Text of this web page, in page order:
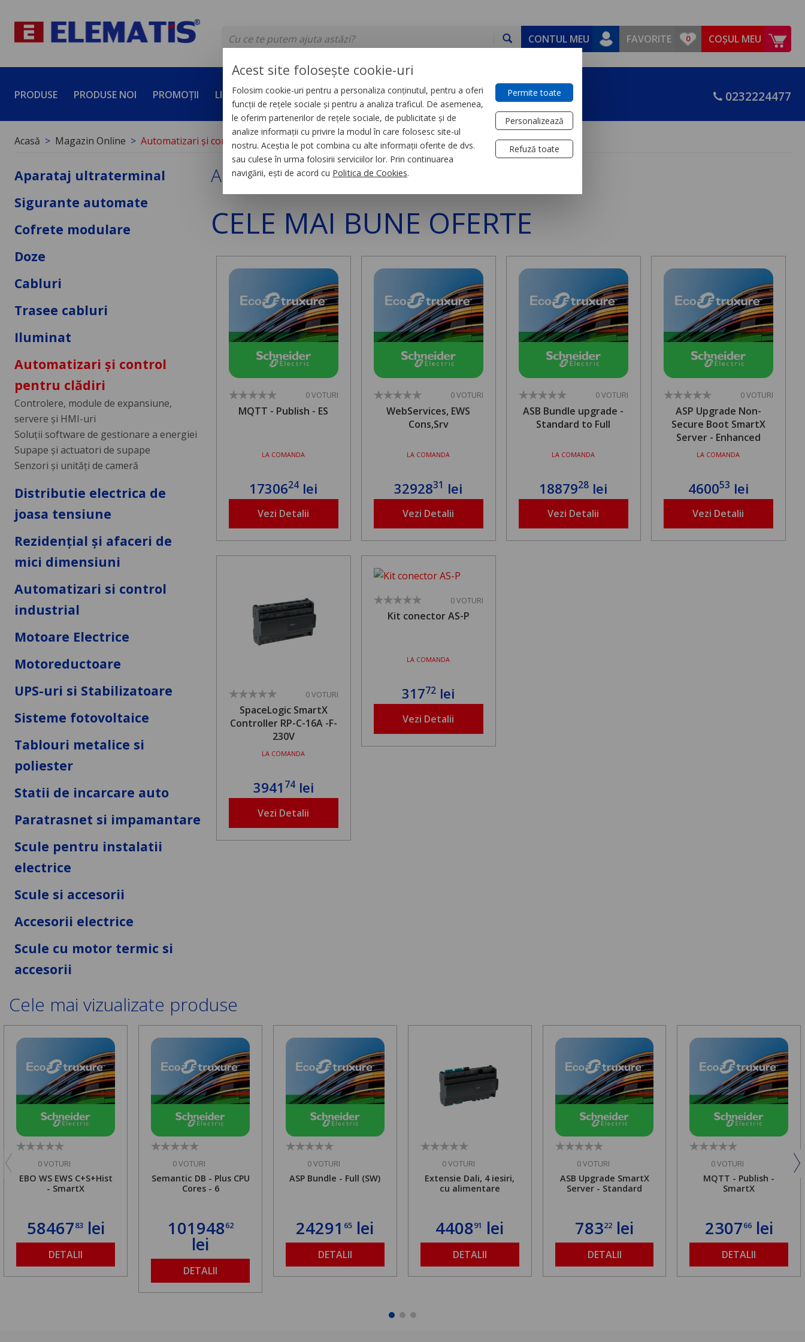
CONTUL MEU FAVORITE COȘUL MEU
PRODUSE PRODUSE NOI PROMOȚII LICHIDĂRI DE STOC SERVICII DEVINO PARTENER CONTACT 0232224477
Acasă Magazin Online Automatizari și control pentru clădiri
Aparataj ultraterminal
Sigurante automate
Cofrete modulare
Doze
Cabluri
Trasee cabluri
Iluminat
Automatizari și control
pentru clădiri
Controlere, module de expansiune,
servere și HMI-uri
Soluții software de gestionare a energiei
Supape și actuatori de supape
Senzori și unități de cameră
Distributie electrica de
joasa tensiune
Rezidențial și afaceri de
mici dimensiuni
Automatizari si control
industrial
Motoare Electrice
Motoreductoare
UPS-uri si Stabilizatoare
Sisteme fotovoltaice
Tablouri metalice si
poliester
Statii de incarcare auto
Paratrasnet si impamantare
Scule pentru instalatii
electrice
Scule si accesorii
Accesorii electrice
Scule cu motor termic si
accesorii
Automatizari și control pentru clădiri
CELE MAI BUNE OFERTE
0 VOTURI
MQTT - Publish - ES
LA COMANDA
1730624 lei
Vezi Detalii
0 VOTURI
WebServices, EWS
Cons,Srv
LA COMANDA
3292831 lei
Vezi Detalii
0 VOTURI
ASB Bundle upgrade -
Standard to Full
LA COMANDA
1887928 lei
Vezi Detalii
0 VOTURI
ASP Upgrade Non-
Secure Boot SmartX
Server - Enhanced
LA COMANDA
460053 lei
Vezi Detalii
0 VOTURI
SpaceLogic SmartX
Controller RP-C-16A -F-
230V
LA COMANDA
3941 74lei
Vezi Detalii
0 VOTURI
Kit conector AS-P
LA COMANDA
31772 lei
Vezi Detalii
Cele mai vizualizate produse
0 VOTURI
EBO WS EWS C+S+Hist
- SmartX
5846783lei
DETALII
0 VOTURI
Semantic DB - Plus CPU
Cores - 6
10194862
lei
DETALII
0 VOTURI
ASP Bundle - Full (SW)
24291 65 lei
DETALII
0 VOTURI
Extensie Dali, 4 iesiri,
cu alimentare
440891 lei
DETALII
0 VOTURI
ASB Upgrade SmartX
Server - Standard
78322 lei
DETALII
0 VOTURI
MQTT - Publish -
SmartX
230766lei
DETALII
Acest site folosește cookie-uri
Folosim cookie-uri pentru a personaliza conținutul, pentru a oferi
funcții de rețele sociale și pentru a analiza traficul. De asemenea,
le oferim partenerilor de rețele sociale, de publicitate și de
analize informații cu privire la modul în care folosesc site-ul
nostru. Aceștia le pot combina cu alte informații oferite de dvs.
sau culese în urma folosirii serviciilor lor. Prin continuarea
navigării, ești de acord cu Politica de Cookies.
Permite toate
Personalizează
Refuză toate